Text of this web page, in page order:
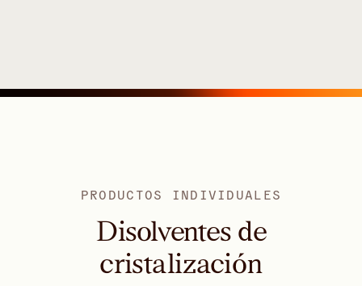
PRODUCTOS INDIVIDUALES
Disolventes de
cristalización